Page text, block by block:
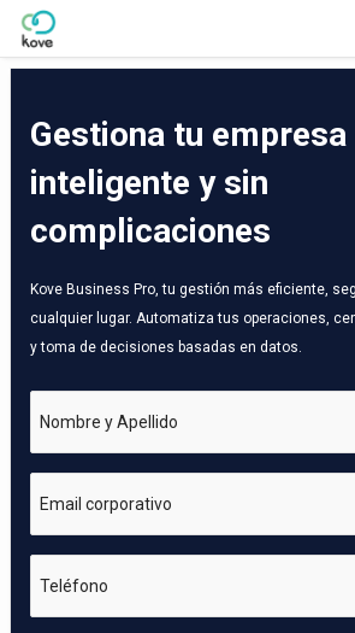
Skip to Main Content
Gestiona tu
inteligente y sin
complicaciones
Kove Business Pro, tu gestión más eficiente,
cualquier lugar. Automatiza tus operaciones,
y toma de decisiones basadas en datos.
Nombre y Apellido
Email corporativo
Teléfono